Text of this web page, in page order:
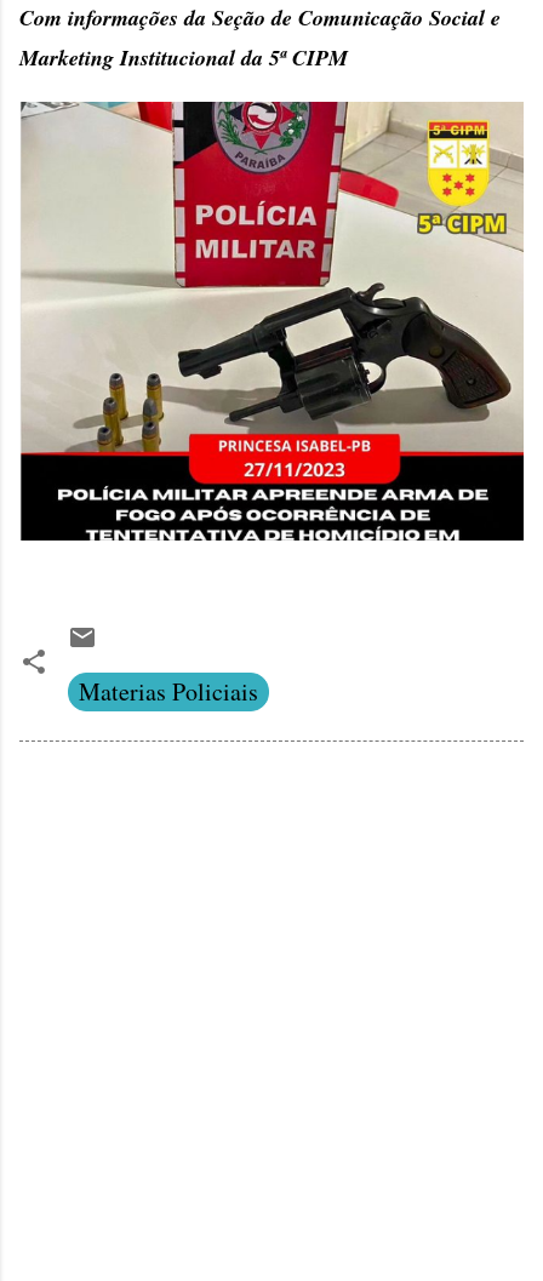
Com informações da Seção de Comunicação Social e
Marketing Institucional da 5ª CIPM
Materias Policiais